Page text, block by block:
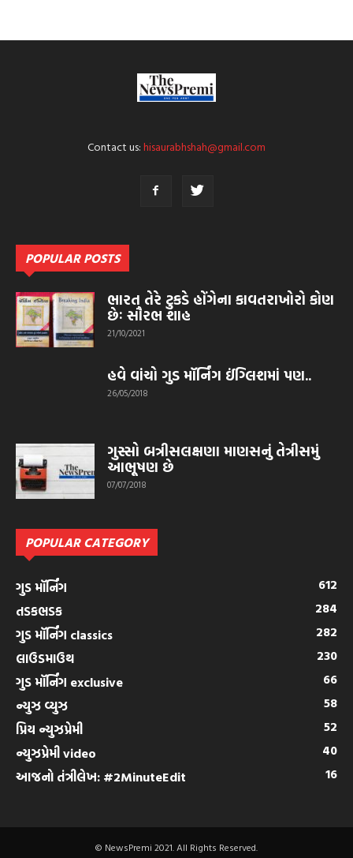
Contact us:hisaurabhshah@gmail.com
POPULAR POSTS
ભારત તેરે ટુકડે હોંગેના કાવતરાખોરો કોણ
છેઃ સૌરભ શાહ
21/10/2021
હવે વાંચો ગુડ મૉર્નિંગ ઈંગ્લિશમાં પણ..
26/05/2018
ગુસ્સો બત્રીસલક્ષણા માણસનું તેત્રીસમું
આભૂષણ છે
07/07/2018
POPULAR CATEGORY
ગુડ મૉર્નિંગ
612
તડકભડક
284
ગુડ મૉર્નિંગ classics
282
લાઉડમાઉથ
230
ગુડ મૉર્નિંગ exclusive
66
ન્યુઝ વ્યુઝ
58
પ્રિય ન્યુઝપ્રેમી
52
ન્યુઝપ્રેમી video
40
આજનો તંત્રીલેખ: #2MinuteEdit
16
© NewsPremi 2021. All Rights Reserved.